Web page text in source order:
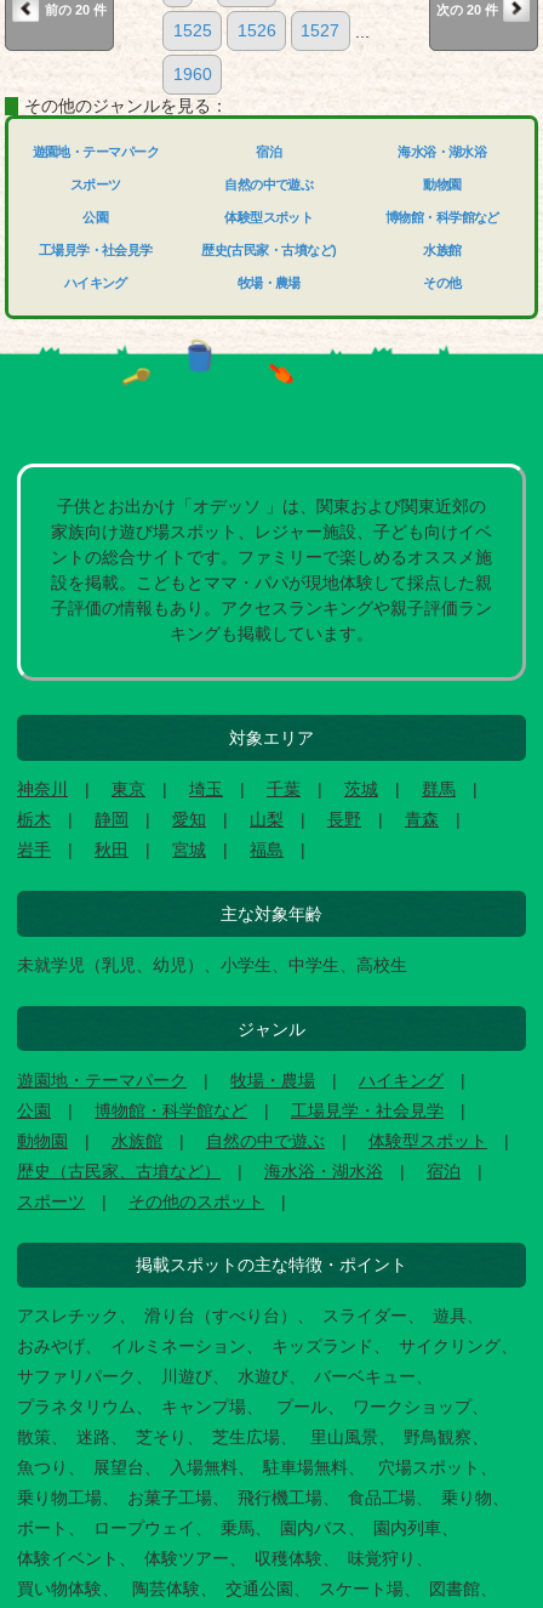
前の 20 件
1525 1526 1527
1960
次の 20 件
その他のジャンルを見る：
遊園地・テーマパーク
スポーツ
公園
工場見学・社会見学
ハイキング
宿泊
自然の中で遊ぶ
体験型スポット
歴史(古民家・古墳など)
牧場・農場
海水浴・湖水浴
動物園
博物館・科学館など
水族館
その他
子供とお出かけ「オデッソ 」は、関東および関東近郊の
家族向け遊び場スポット、レジャー施設、子ども向けイベ
ントの総合サイトです。ファミリーで楽しめるオススメ施
設を掲載。こどもとママ・パパが現地体験して採点した親
子評価の情報もあり。アクセスランキングや親子評価ラン
キングも掲載しています。
対象エリア
神奈川 東京 埼玉 千葉 茨城
群馬
栃木
静岡 愛知 山梨 長野
青森
岩手
秋田 宮城 福島
主な対象年齢
未就学児（乳児、幼児）、小学生、中学生、高校生
ジャンル
遊園地・テーマパーク 牧場・農場
ハイキング
公園
博物館・科学館など
工場見学・社会見学
動物園
水族館 自然の中で遊ぶ
体験型スポット
歴史（古民家、古墳など）
海水浴・湖水浴
宿泊
スポーツ
その他のスポット
掲載スポットの主な特徴・ポイント
アスレチック 滑り台（すべり台） スライダー
遊具
おみやげ
イルミネーション キッズランド
サイクリング
サファリパーク
川遊び 水遊び
バーベキュー
プラネタリウム
キャンプ場 プール
ワークショップ
散策
迷路 芝そり 芝生広場 里山風景
野鳥観察
魚つり
展望台 入場無料 駐車場無料
穴場スポット
乗り物工場
お菓子工場 飛行機工場 食品工場
乗り物
ボート
ロープウェイ 乗馬 園内バス
園内列車
体験イベント
体験ツアー 収穫体験
味覚狩り
買い物体験
陶芸体験 交通公園 スケート場 図書館